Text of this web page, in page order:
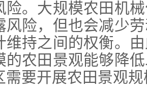
险。大规模农田机
风险，但也会减少
维持之间的权衡。
的农田景观能够降
需要开展农田景观